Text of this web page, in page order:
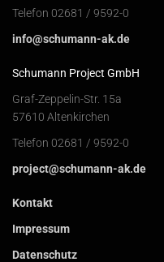
Telefon 02681 / 9592-0
info@schumann-ak.de
Schumann Project GmbH
Graf-Zeppelin-Str. 15a
57610 Altenkirchen
Telefon 02681 / 9592-0
project@schumann-ak.de
Kontakt
Impressum
Datenschutz